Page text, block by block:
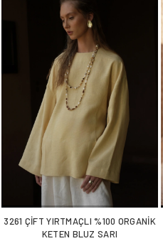
3261 ÇİFT YIRTMAÇLI %100 ORGANİK
KETEN BLUZ SARI